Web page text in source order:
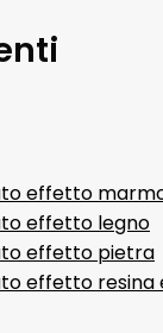
effetto
effetto legno
effetto pietra
effetto resina